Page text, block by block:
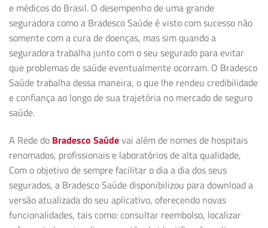
e médicos do Brasil. O desempenho de uma grande
seguradora como a Bradesco Saúde é visto com sucesso não
somente com a cura de doenças, mas sim quando a
seguradora trabalha junto com o seu segurado para evitar
que problemas de saúde eventualmente ocorram. O Bradesco
Saúde trabalha dessa maneira, o que lhe rendeu credibilidade
e confiança ao longo de sua trajetória no mercado de seguro
saúde.
A Rede do Bradesco Saúdevai além de nomes de hospitais
renomados, profissionais e laboratórios de alta qualidade,
Com o objetivo de sempre facilitar o dia a dia dos seus
segurados, a Bradesco Saúde disponibilizou para download a
versão atualizada do seu aplicativo, oferecendo novas
funcionalidades, tais como: consultar reembolso, localizar